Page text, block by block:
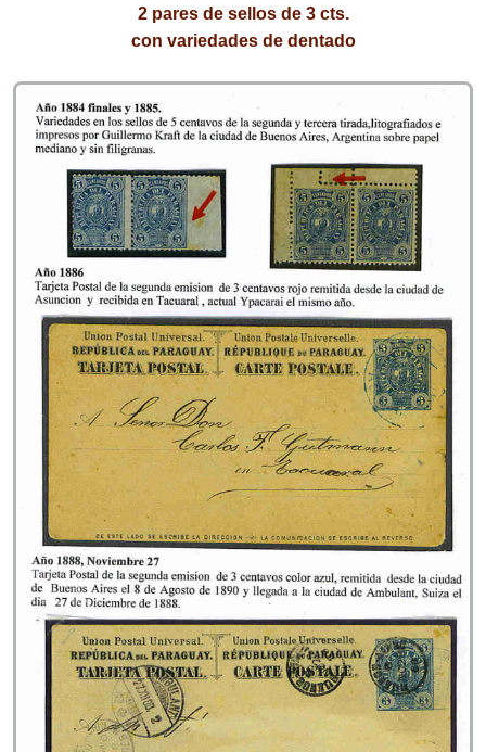
2 pares de sellos de 3 cts.
con variedades de dentado